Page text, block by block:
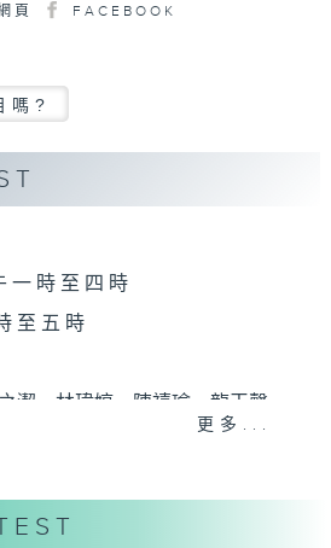
頁 FACEBOOK
嗎?
一 時 至 四 時
至 五 時
潔、林瑋婷、陳禧瑜、龍玉聲、
粵曲、粵劇為主，逢星期一、
更多...